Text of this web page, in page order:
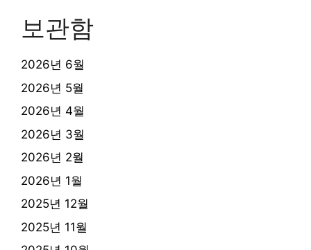
보관함
2026년 6월
2026년 5월
2026년 4월
2026년 3월
2026년 2월
2026년 1월
2025년 12월
2025년 11월